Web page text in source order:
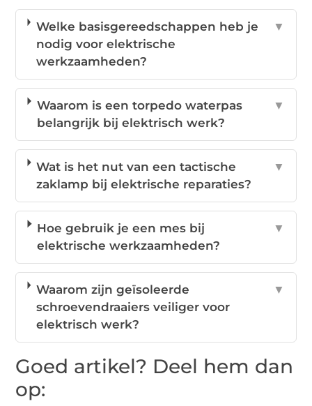
Welke basisgereedschappen heb je
nodig voor elektrische
werkzaamheden?
▼
Waarom is een torpedo waterpas
belangrijk bij elektrisch werk?
▼
Wat is het nut van een tactische
zaklamp bij elektrische reparaties?
▼
Hoe gebruik je een mes bij
elektrische werkzaamheden?
▼
Waarom zijn geïsoleerde
schroevendraaiers veiliger voor
elektrisch werk?
▼
Goed artikel? Deel hem dan
op: